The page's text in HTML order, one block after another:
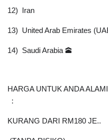
12)  Iran
13)  United Arab Emirates
14)  Saudi Arabia 🕋
HARGA UNTUK ANDA
:
KURANG DARI RM180 JE..